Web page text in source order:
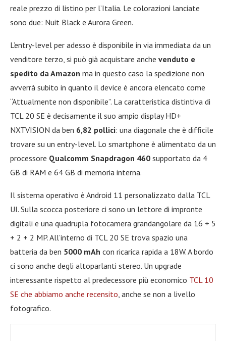
reale prezzo di listino per l’Italia. Le colorazioni lanciate
sono due: Nuit Black e Aurora Green.
L’entry-level per adesso è disponibile in via immediata da un
venditore terzo, si può già acquistare anche venduto e
spedito da Amazon ma in questo caso la spedizione non
avverrà subito in quanto il device è ancora elencato come
“Attualmente non disponibile”. La caratteristica distintiva di
TCL 20 SE è decisamente il suo ampio display HD+
NXTVISION da ben 6,82 pollici: una diagonale che è difficile
trovare su un entry-level. Lo smartphone è alimentato da un
processore Qualcomm Snapdragon 460 supportato da 4
GB di RAM e 64 GB di memoria interna.
Il sistema operativo è Android 11 personalizzato dalla TCL
UI. Sulla scocca posteriore ci sono un lettore di impronte
digitali e una quadrupla fotocamera grandangolare da 16 + 5
+ 2 + 2 MP. All’interno di TCL 20 SE trova spazio una
batteria da ben 5000 mAh con ricarica rapida a 18W. A bordo
ci sono anche degli altoparlanti stereo. Un upgrade
interessante rispetto al predecessore più economico TCL 10
SE che abbiamo anche recensito, anche se non a livello
fotografico.